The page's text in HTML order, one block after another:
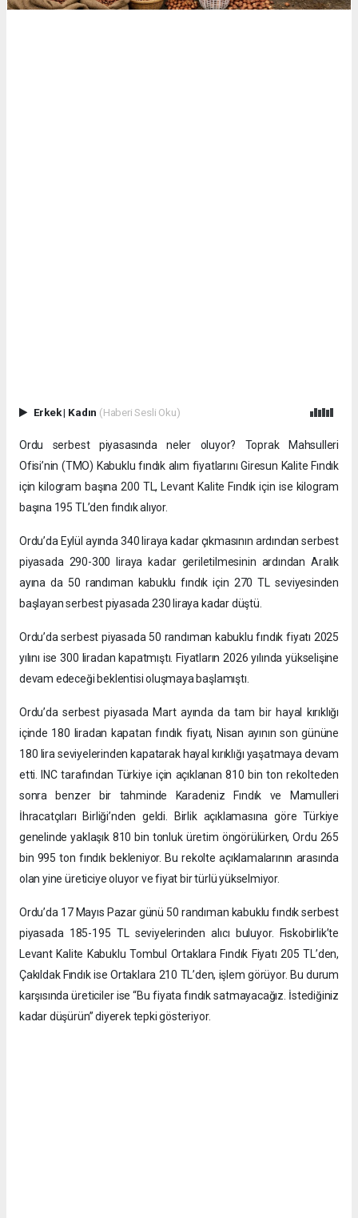
Erkek| Kadın (Haberi Sesli Oku)
Ordu serbest piyasasında neler oluyor? Toprak Mahsulleri
Ofisi’nin (TMO) Kabuklu fındık alım fiyatlarını Giresun Kalite Fındık
için kilogram başına 200 TL, Levant Kalite Fındık için ise kilogram
başına 195 TL’den fındık alıyor.
Ordu’da Eylül ayında 340 liraya kadar çıkmasının ardından serbest
piyasada 290-300 liraya kadar geriletilmesinin ardından Aralık
ayına da 50 randıman kabuklu fındık için 270 TL seviyesinden
başlayan serbest piyasada 230 liraya kadar düştü.
Ordu’da serbest piyasada 50 randıman kabuklu fındık fiyatı 2025
yılını ise 300 liradan kapatmıştı. Fiyatların 2026 yılında yükselişine
devam edeceği beklentisi oluşmaya başlamıştı.
Ordu’da serbest piyasada Mart ayında da tam bir hayal kırıklığı
içinde 180 liradan kapatan fındık fiyatı, Nisan ayının son gününe
180 lira seviyelerinden kapatarak hayal kırıklığı yaşatmaya devam
etti. INC tarafından Türkiye için açıklanan 810 bin ton rekolteden
sonra benzer bir tahminde Karadeniz Fındık ve Mamulleri
İhracatçıları Birliği’nden geldi. Birlik açıklamasına göre Türkiye
genelinde yaklaşık 810 bin tonluk üretim öngörülürken, Ordu 265
bin 995 ton fındık bekleniyor. Bu rekolte açıklamalarının arasında
olan yine üreticiye oluyor ve fiyat bir türlü yükselmiyor.
Ordu’da 17 Mayıs Pazar günü 50 randıman kabuklu fındık serbest
piyasada 185-195 TL seviyelerinden alıcı buluyor. Fiskobirlik’te
Levant Kalite Kabuklu Tombul Ortaklara Fındık Fiyatı 205 TL’den,
Çakıldak Fındık ise Ortaklara 210 TL’den, işlem görüyor. Bu durum
karşısında üreticiler ise “Bu fiyata fındık satmayacağız. İstediğiniz
kadar düşürün” diyerek tepki gösteriyor.